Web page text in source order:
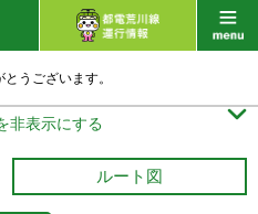
うございます。
非表示にする 
ルート図